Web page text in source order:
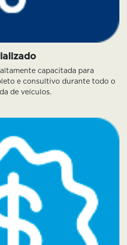
capacitada para
e consultivo durante todo o
de veículos.